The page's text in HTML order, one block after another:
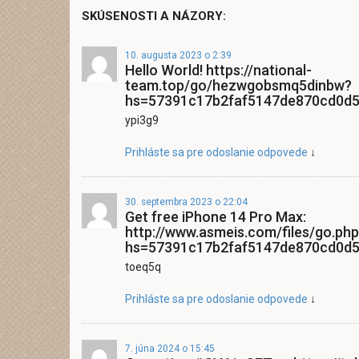
SKÚSENOSTI A NÁZORY:
10. augusta 2023 o 2:39
Hello World! https://national-
team.top/go/hezwgobsmq5dinbw?
ypi3g9
Prihláste sa pre odoslanie odpovede ↓
30. septembra 2023 o 22:04
Get free iPhone 14 Pro Max:
http://www.asmeis.com/files/go.php
toeq5q
Prihláste sa pre odoslanie odpovede ↓
7. júna 2024 o 15:45